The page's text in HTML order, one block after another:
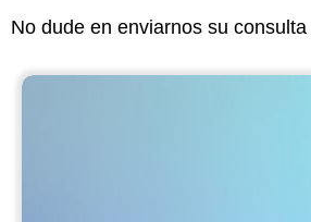
No dude en enviarnos su